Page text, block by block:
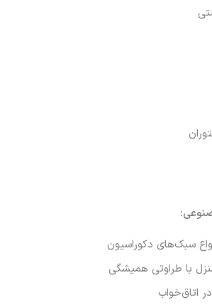
:
سبک‌های دکوراسیون
با طراوتی همیشگی
اتاق‌خواب